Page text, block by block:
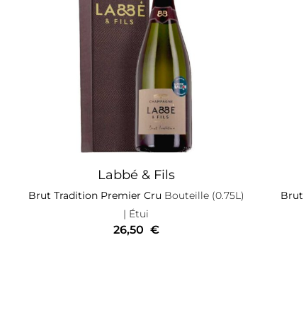
Labbé & Fils
Brut Tradition Premier Cru Bouteille (0.75L)
| Étui
26,50 €
Brut